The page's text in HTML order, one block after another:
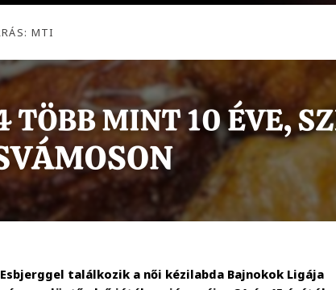
MTI
találkozik a női kézilabda Bajnokok Ligája